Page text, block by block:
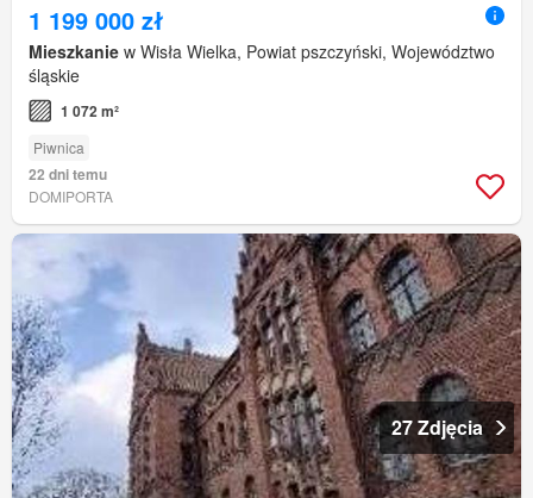
1 199 000 zł
Mieszkanie w Wisła Wielka, Powiat pszczyński, Województwo
śląskie
1 072 m²
Piwnica
22 dni temu
DOMIPORTA
27 Zdjęcia